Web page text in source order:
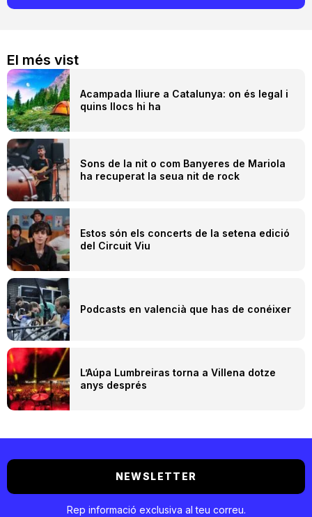
El més vist
Acampada lliure a Catalunya: on és legal i
quins llocs hi ha
Sons de la nit o com Banyeres de Mariola
ha recuperat la seua nit de rock
Estos són els concerts de la setena edició
del Circuit Viu
Podcasts en valencià que has de conéixer
L’Aúpa Lumbreiras torna a Villena dotze
anys després
NEWSLETTER
Rep informació exclusiva al teu correu.